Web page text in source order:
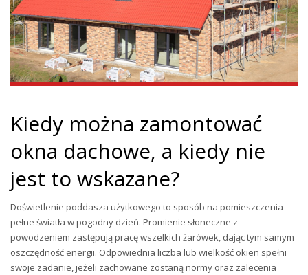
Kiedy można zamontować
okna dachowe, a kiedy nie
jest to wskazane?
Doświetlenie poddasza użytkowego to sposób na pomieszczenia
pełne światła w pogodny dzień. Promienie słoneczne z
powodzeniem zastępują pracę wszelkich żarówek, dając tym samym
oszczędność energii. Odpowiednia liczba lub wielkość okien spełni
swoje zadanie, jeżeli zachowane zostaną normy oraz zalecenia